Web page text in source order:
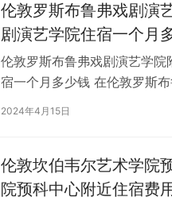
伦敦罗斯布鲁弗戏剧演
剧演艺学院住宿一个月
伦敦罗斯布鲁弗戏剧演艺学
宿一个月多少钱 在伦敦罗斯
学生活中的一项关键任务。为
2024年4月15日
伦敦坎伯韦尔艺术学院
院预科中心附近住宿费